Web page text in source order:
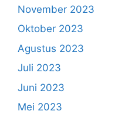
November 2023
Oktober 2023
Agustus 2023
Juli 2023
Juni 2023
Mei 2023